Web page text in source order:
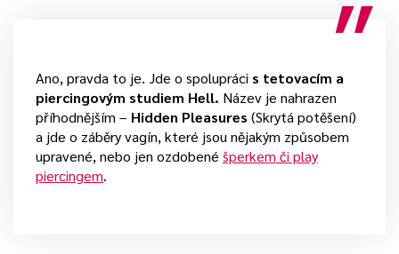
Ano, pravda to je. Jde o spolupráci s tetovacím a
piercingovým studiem Hell. Název je nahrazen
příhodnějším – Hidden Pleasures (Skrytá potěšení)
a jde o záběry vagín, které jsou nějakým způsobem
upravené, nebo jen ozdobené šperkem či play
piercingem.